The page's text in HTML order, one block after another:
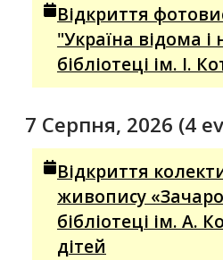
Відкриття
"Україна відома і
бібліотеці ім. І.
7 Серпня, 2026 (4
Відкриття
живопису
бібліотеці ім. А.
дітей